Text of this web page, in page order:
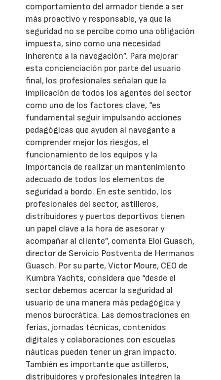
comportamiento del armador tiende a ser
más proactivo y responsable, ya que la
seguridad no se percibe como una obligación
impuesta, sino como una necesidad
inherente a la navegación”. Para mejorar
esta concienciación por parte del usuario
final, los profesionales señalan que la
implicación de todos los agentes del sector
como uno de los factores clave, “es
fundamental seguir impulsando acciones
pedagógicas que ayuden al navegante a
comprender mejor los riesgos, el
funcionamiento de los equipos y la
importancia de realizar un mantenimiento
adecuado de todos los elementos de
seguridad a bordo. En este sentido, los
profesionales del sector, astilleros,
distribuidores y puertos deportivos tienen
un papel clave a la hora de asesorar y
acompañar al cliente”, comenta Eloi Guasch,
director de Servicio Postventa de Hermanos
Guasch. Por su parte, Víctor Moure, CEO de
Kumbra Yachts, considera que “desde el
sector debemos acercar la seguridad al
usuario de una manera más pedagógica y
menos burocrática. Las demostraciones en
ferias, jornadas técnicas, contenidos
digitales y colaboraciones con escuelas
náuticas pueden tener un gran impacto.
También es importante que astilleros,
distribuidores y profesionales integren la